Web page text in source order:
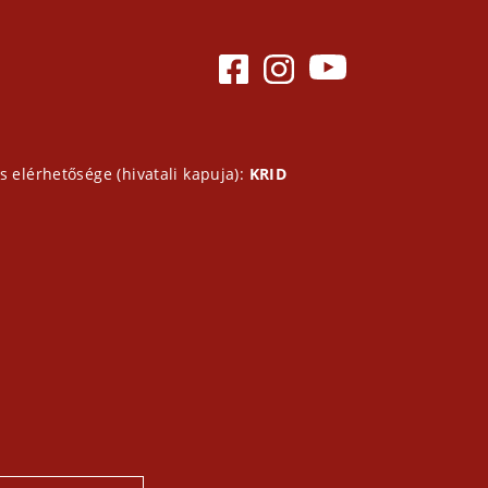
elérhetősége (hivatali kapuja): KRID